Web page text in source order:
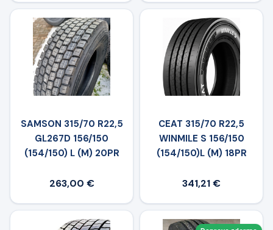
SAMSON 315/70 R22,5
GL267D 156/150
(154/150) L (M) 20PR
263,00 €
CEAT 315/70 R22,5
WINMILE S 156/150
(154/150)L (M) 18PR
341,21 €